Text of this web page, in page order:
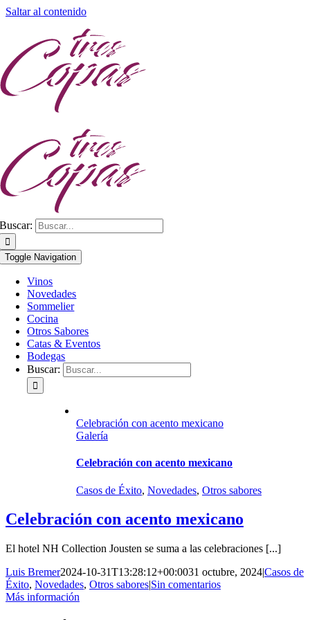
Saltar al contenido
Buscar:
Toggle Navigation
Vinos
Novedades
Sommelier
Cocina
Otros Sabores
Catas & Eventos
Bodegas
Buscar:
Celebración con acento mexicano
Galería
Celebración con acento mexicano
Casos de Éxito, Novedades, Otros sabores
Celebración con acento mexicano
El hotel NH Collection Jousten se suma a las celebraciones [...]
Luis Bremer2024-10-31T13:28:12+00:0031 octubre, 2024|Casos de
Éxito, Novedades, Otros sabores|Sin comentarios
Más información